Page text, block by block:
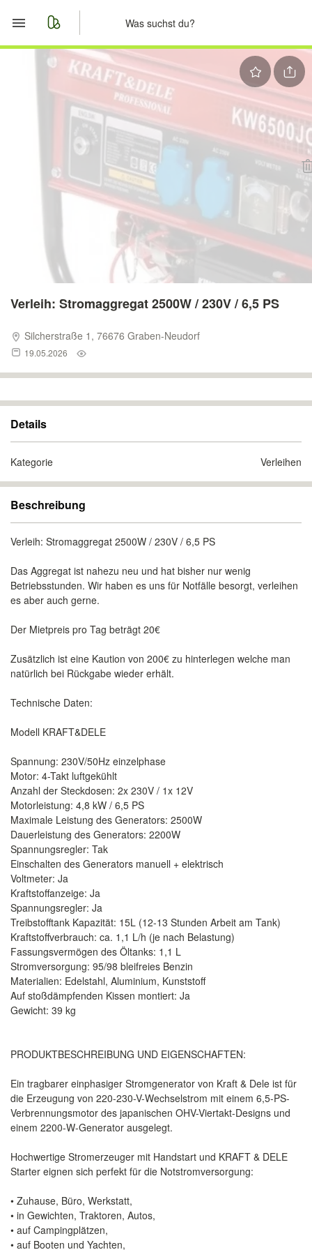
Start
Merkliste
Nachrichten
Anzeige aufgeben
Verleih: Stromaggregat 2500W / 230V / 6,5 PS
Silcherstraße 1, 76676 Graben-Neudorf
19.05.2026
Details
Kategorie Verleihen
Beschreibung
Verleih: Stromaggregat 2500W / 230V / 6,5 PS
Das Aggregat ist nahezu neu und hat bisher nur wenig
Betriebsstunden. Wir haben es uns für Notfälle besorgt, verleihen
es aber auch gerne.
Der Mietpreis pro Tag beträgt 20€
Zusätzlich ist eine Kaution von 200€ zu hinterlegen welche man
natürlich bei Rückgabe wieder erhält.
Technische Daten:
Modell KRAFT&DELE
Spannung: 230V/50Hz einzelphase
Motor: 4-Takt luftgekühlt
Anzahl der Steckdosen: 2x 230V / 1x 12V
Motorleistung: 4,8 kW / 6,5 PS
Maximale Leistung des Generators: 2500W
Dauerleistung des Generators: 2200W
Spannungsregler: Tak
Einschalten des Generators manuell + elektrisch
Voltmeter: Ja
Kraftstoffanzeige: Ja
Spannungsregler: Ja
Treibstofftank Kapazität: 15L (12-13 Stunden Arbeit am Tank)
Kraftstoffverbrauch: ca. 1,1 L/h (je nach Belastung)
Fassungsvermögen des Öltanks: 1,1 L
Stromversorgung: 95/98 bleifreies Benzin
Materialien: Edelstahl, Aluminium, Kunststoff
Auf stoßdämpfenden Kissen montiert: Ja
Gewicht: 39 kg
PRODUKTBESCHREIBUNG UND EIGENSCHAFTEN:
Ein tragbarer einphasiger Stromgenerator von Kraft & Dele ist für
die Erzeugung von 220-230-V-Wechselstrom mit einem 6,5-PS-
Verbrennungsmotor des japanischen OHV-Viertakt-Designs und
einem 2200-W-Generator ausgelegt.
Hochwertige Stromerzeuger mit Handstart und KRAFT & DELE
Starter eignen sich perfekt für die Notstromversorgung:
• Zuhause, Büro, Werkstatt,
• in Gewichten, Traktoren, Autos,
• auf Campingplätzen,
• auf Booten und Yachten,